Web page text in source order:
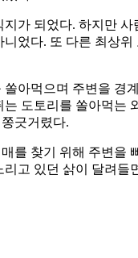
가 되었다. 하지만 사
었다. 또 다른 최상위
아먹으며 주변을 경
도토리를 쏠아먹는
긋거렸다.
를 찾기 위해 주변을
고 있던 삵이 달려들